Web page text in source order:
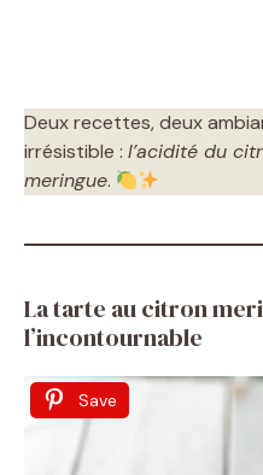
Deux recettes, deux
irrésistible : l’acidité du
meringue.
La tarte au citron
l’incontournable
Save